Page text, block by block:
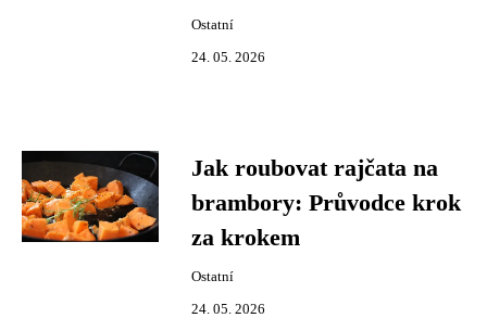
Ostatní
24. 05. 2026
Jak roubovat rajčata na
brambory: Průvodce krok
za krokem
Ostatní
24. 05. 2026